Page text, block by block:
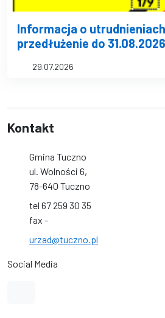
Informacja o
przedłużenie do
29.07.2026
Kontakt
Gmina Tuczno
ul. Wolności 6,
78-640 Tuczno
tel 67 259 30 35
fax -
urzad@tuczno.pl
Social Media